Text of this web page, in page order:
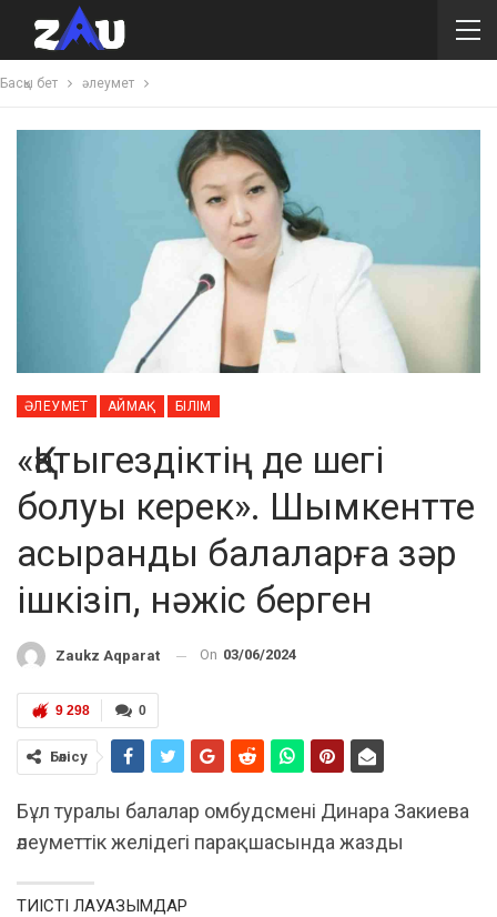
Басқы бет әлеумет
ӘЛЕУМЕТ АЙМАҚ БІЛІМ
«Қатыгездіктің де шегі
болуы керек». Шымкентте
асыранды балаларға зәр
ішкізіп, нәжіс берген
Zaukz Aqparat On 03/06/2024
0
9 298
Бөлісу
Бұл туралы балалар омбудсмені Динара Закиева
әлеуметтік желідегі парақшасында жазды
ТИІСТІ ЛАУАЗЫМДАР